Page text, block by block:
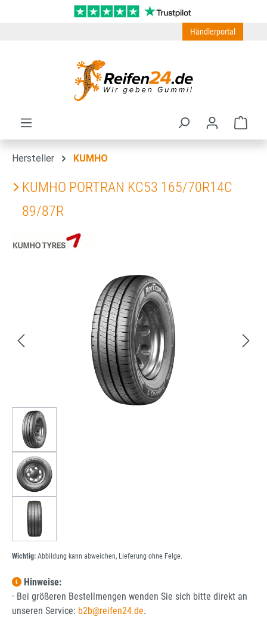
Zum Hauptinhalt springen
Händlerportal
Hersteller KUMHO
KUMHO PORTRAN KC53 165/70R14C
89/87R
Bildergalerie überspringen
Wichtig: Abbildung kann abweichen, Lieferung ohne Felge.
Hinweise:
· Bei größeren Bestellmengen wenden Sie sich bitte direkt an
unseren Service: b2b@reifen24.de.